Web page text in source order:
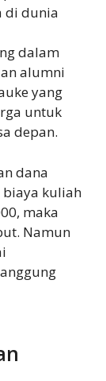
di dunia
dalam
alumni
yang
untuk
depan.
dana
biaya kuliah
maka
Namun